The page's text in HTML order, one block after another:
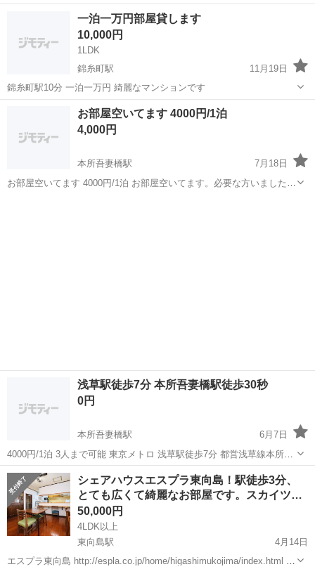
一泊一万円部屋貸します
10,000円
1LDK
錦糸町駅
11月19日
錦糸町駅10分 一泊一万円 綺麗なマンションです
錦糸町駅 シェアハウス 部屋
お部屋空いてます 4000円/1泊
4,000円
本所吾妻橋駅
7月18日
お部屋空いてます 4000円/1泊 お部屋空いてます。必要な方いました
浅草駅徒歩7分 本所吾妻橋駅徒歩30秒
0円
本所吾妻橋駅
6月7日
4000円/1泊 3人まで可能 東京メトロ 浅草駅徒歩7分 都営浅草線本所吾
妻橋駅徒歩30秒 まるまる貸し オートロック付き 長期で使ってもらえ
る方、即日で使ってもらえる方優先して案内しています。 浅草、スカ
イツ...
東京 墨田区 本所吾妻橋駅 シェアハウス 徒歩
シェアハウスエスプラ東向島！駅徒歩3分、
とても広くて綺麗なお部屋です。スカイツ…
50,000円
4LDK以上
東向島駅
4月14日
エスプラ東向島 http://espla.co.jp/home/higashimukojima/index.html 東